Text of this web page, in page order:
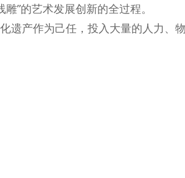
”的艺术发展创新的全过程。
遗产作为己任，投入大量的人力、